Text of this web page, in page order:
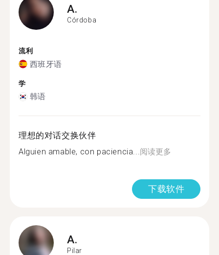
A.
Córdoba
流利
西班牙语
学
韩语
理想的对话交换伙伴
Alguien amable, con paciencia...阅读更多
下载软件
A.
Pilar